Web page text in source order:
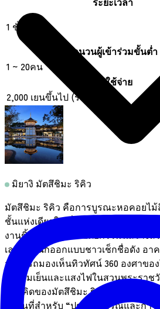
1 ชั่วโมง
จำนวนผู้เข้าร่วมขั้นต่ำ
1 ~ 20คน
ค่าใช้จ่าย
2,000 เยนขึ้นไป (รวมภาษี)
มิยางิ มัตสึชิมะ ริคิว
มัตสึชิมะ ริคิว คือการบูรณะหอคอยไม้
ชั้นแห่งเดียวในญี่ปุ่น ซึ่งสร้างขึ้นครั้งแร
งานชิ้นเอกทางสถาปัตยกรรมนี้สร้างสร
เลทเซล นักออกแบบชาวเช็กชื่อดัง อา
สามารถมองเห็นทิวทัศน์ 360 องศาขอ
ในยามเย็นและแสงไฟในสวนพระราชวั
แนวคิดของมัตสึชิมะ ริคิว ในจังหวัดมิ
สถานที่สำหรับ “ประสบการณ์และการ